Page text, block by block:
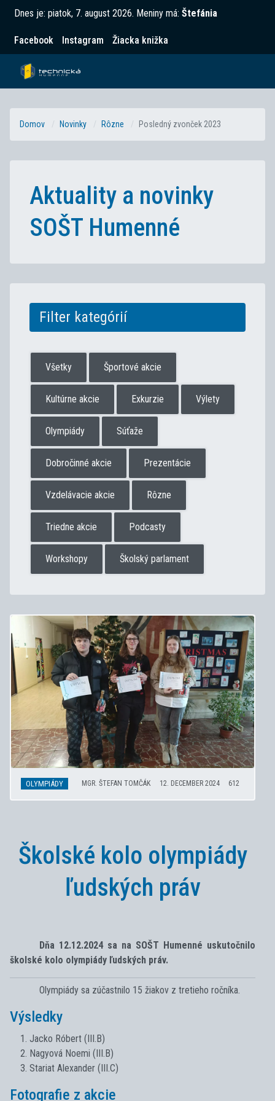
Dnes je: piatok, 7. august 2026. Meniny má: Štefánia
Facebook Instagram Žiacka knižka
Domov Novinky Rôzne Posledný zvonček 2023
Aktuality a novinky
SOŠT Humenné
Filter kategórií
Všetky Športové akcie
Kultúrne akcie Exkurzie Výlety
Olympiády Súťaže
Dobročinné akcie Prezentácie
Vzdelávacie akcie Rôzne
Triedne akcie Podcasty
Workshopy Školský parlament
OLYMPIÁDY MGR. ŠTEFAN TOMČÁK 12. DECEMBER 2024 612
Školské kolo olympiády
ľudských práv
Dňa 12.12.2024 sa na SOŠT Humenné uskutočnilo
školské kolo olympiády ľudských práv.
Olympiády sa zúčastnilo 15 žiakov z tretieho ročníka.
Výsledky
Jacko Róbert (III.B)
Nagyová Noemi (III.B)
Stariat Alexander (III.C)
Fotografie z akcie